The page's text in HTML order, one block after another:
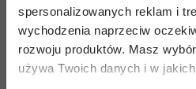
spersonalizowanych reklam i
wychodzenia naprzeciw
rozwoju produktów. Masz
używa Twoich danych i w